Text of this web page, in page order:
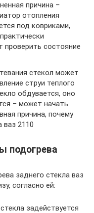
причина –
отопления
под ковриками,
проверить состояние
стекол может
струи теплого
обдувается, оно
– может начать
причина, почему
ваз 2110
подогрева
заднего стекла ваз
согласно ей:
задействуется